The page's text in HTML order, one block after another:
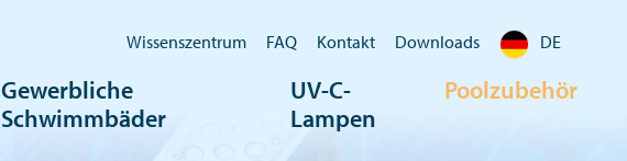
Wissenszentrum FAQ Kontakt Downloads DE
Gewerbliche
Schwimmbäder
UV-C-
Lampen
Poolzubehör